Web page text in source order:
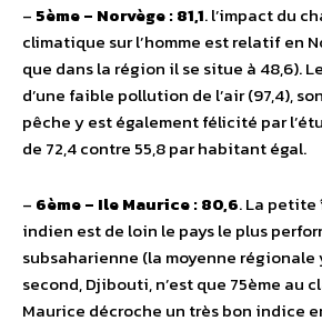
– 5ème – Norvège : 81,1. l’impact du
climatique sur l’homme est relatif en
que dans la région il se situe à 48,6).
d’une faible pollution de l’air (97,4),
pêche y est également félicité par
de 72,4 contre 55,8 par habitant égal.
– 6ème – Ile Maurice : 80,6. La petite
indien est de loin le pays le plus
subsaharienne (la moyenne régionale
second, Djibouti, n’est que 75ème au
Maurice décroche un très bon indice